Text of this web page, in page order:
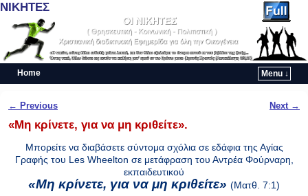
ΝΙΚΗΤΕΣ
Home
Menu ↓
Post navigation
← Previous Next →
«Μη κρίνετε, για να μη κριθείτε».
Μπορείτε να διαβάσετε σύντομα σχόλια σε εδάφια της Αγίας
Γραφής του Les Wheelton σε μετάφραση του Αντρέα Φούρναρη,
εκπαιδευτικού
«Μη κρίνετε, για να μη κριθείτε» (Ματθ. 7:1)